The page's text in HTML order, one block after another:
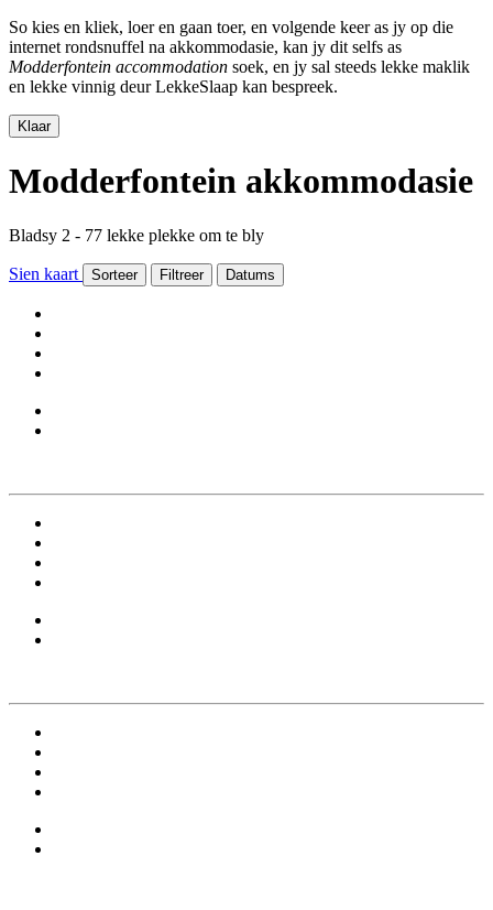
So kies en kliek, loer en gaan toer, en volgende keer as jy op die
internet rondsnuffel na akkommodasie, kan jy dit selfs as
Modderfontein accommodation soek, en jy sal steeds lekke maklik
en lekke vinnig deur LekkeSlaap kan bespreek.
Klaar
Modderfontein akkommodasie
Bladsy 2 - 77 lekke plekke om te bly
Sien kaart Sorteer Filtreer Datums